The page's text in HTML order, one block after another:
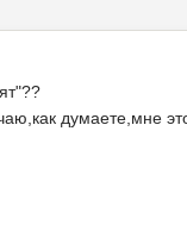
думаете,мне